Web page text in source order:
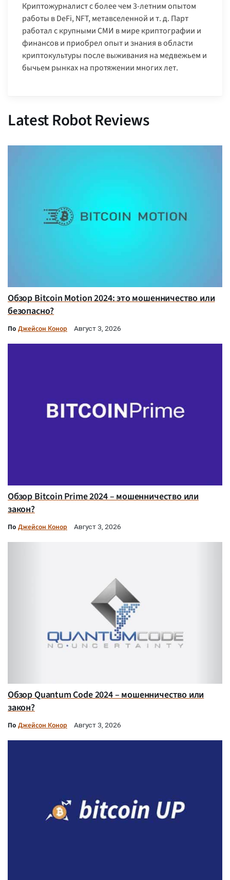
Криптожурналист с более чем 3-летним опытом
работы в DeFi, NFT, метавселенной и т. д. Парт
работал с крупными СМИ в мире криптографии и
финансов и приобрел опыт и знания в области
криптокультуры после выживания на медвежьем и
бычьем рынках на протяжении многих лет.
Latest Robot Reviews
Обзор Bitcoin Motion 2024: это мошенничество или
безопасно?
По Джейсон Конор Август 3, 2026
Обзор Bitcoin Prime 2024 – мошенничество или
закон?
По Джейсон Конор Август 3, 2026
Обзор Quantum Code 2024 – мошенничество или
закон?
По Джейсон Конор Август 3, 2026